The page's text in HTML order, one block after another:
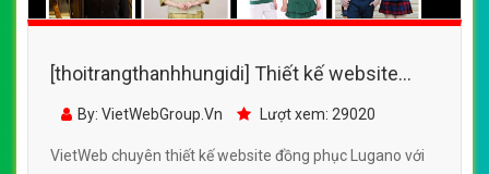
[thoitrangthanhhungidi] Thiết kế website
đồng phục Lugano đẹp, chuyên nghiệp
By: VietWebGroup.Vn Lượt xem: 29020
VietWeb chuyên thiết kế website đồng phục Lugano với